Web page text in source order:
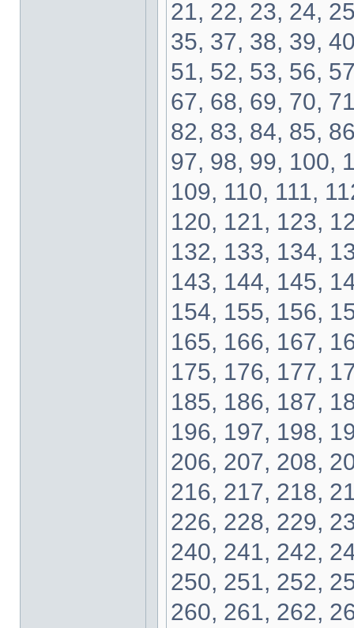
21, 22, 23, 24,
35, 37, 38, 39,
51, 52, 53, 56,
67, 68, 69, 70,
82, 83, 84, 85,
97, 98, 99, 100,
109, 110, 111,
120, 121, 123,
132, 133, 134,
143, 144, 145,
154, 155, 156,
165, 166, 167,
175, 176, 177,
185, 186, 187,
196, 197, 198,
206, 207, 208,
216, 217, 218,
226, 228, 229,
240, 241, 242,
250, 251, 252,
260, 261, 262,